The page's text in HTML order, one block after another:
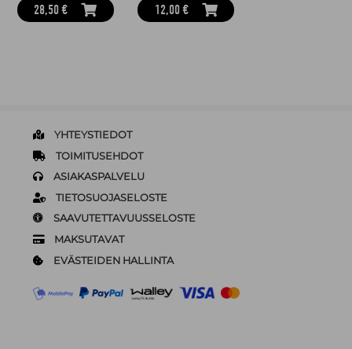
28,50 € 12,00 €
YHTEYSTIEDOT
TOIMITUSEHDOT
ASIAKASPALVELU
TIETOSUOJASELOSTE
SAAVUTETTAVUUSSELOSTE
MAKSUTAVAT
EVÄSTEIDEN HALLINTA